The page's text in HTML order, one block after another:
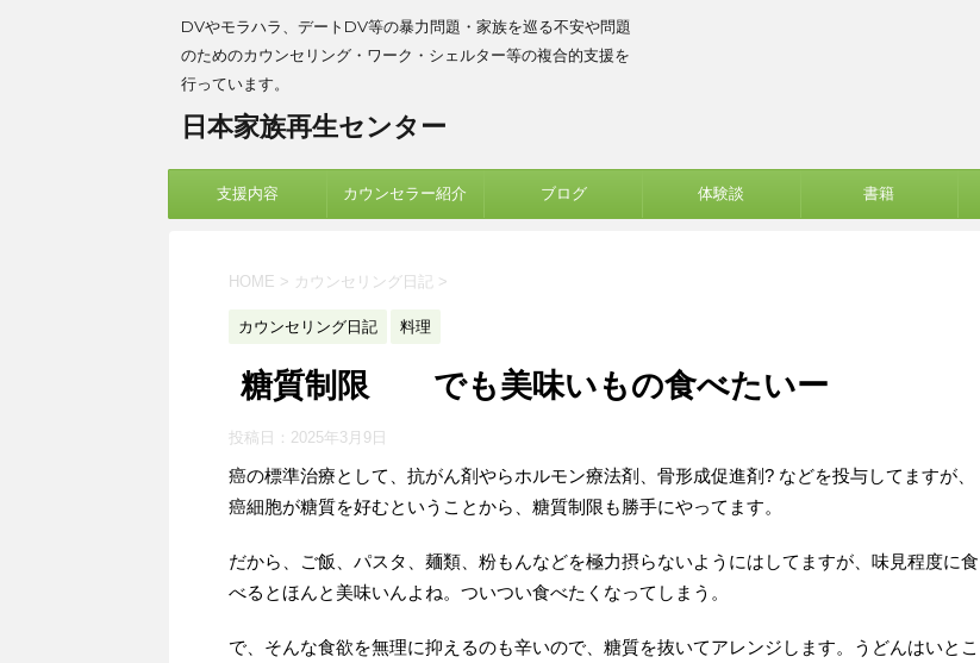
DVやモラハラ、デートDV等の暴力問題・家族を巡る不安や問題
のためのカウンセリング・ワーク・シェルター等の複合的支援を
行っています。
日本家族再生センター
支援内容 カウンセラー紹介 ブログ 体験談 書籍
HOME > カウンセリング日記 >
カウンセリング日記 料理
糖質制限 でも美味いもの食べたいー
投稿日： 2025年3月9日
癌の標準治療として、抗がん剤やらホルモン療法剤、骨形成促進剤? などを投与してますが、
癌細胞が糖質を好むということから、糖質制限も勝手にやってます。
だから、ご飯、パスタ、麺類、粉もんなどを極力摂らないようにはしてますが、味見程度に食
べるとほんと美味いんよね。ついつい食べたくなってしまう。
で、そんな食欲を無理に抑えるのも辛いので、糖質を抜いてアレンジします。うどんはいとこ